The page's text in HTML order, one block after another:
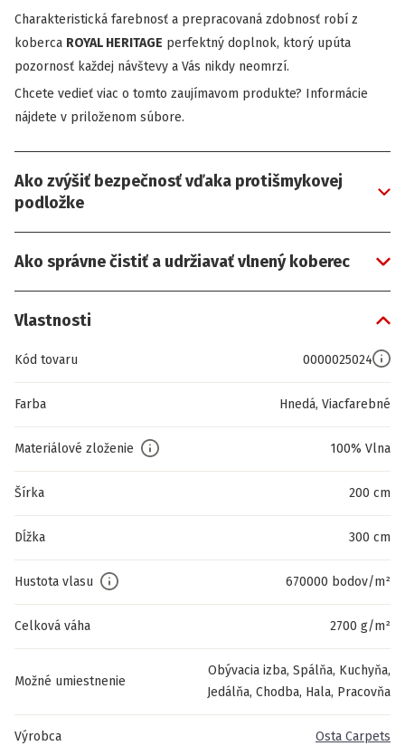
Charakteristická farebnosť a prepracovaná zdobnosť robí z
koberca ROYAL HERITAGE perfektný doplnok, ktorý upúta
pozornosť každej návštevy a Vás nikdy neomrzí.
Chcete vedieť viac o tomto zaujímavom produkte? Informácie
nájdete v priloženom súbore.
Ako zvýšiť bezpečnosť vďaka protišmykovej
podložke
Ako správne čistiť a udržiavať vlnený koberec
Vlastnosti
Kód tovaru 0000025024
Farba Hnedá, Viacfarebné
Materiálové zloženie 100% Vlna
Šírka 200 cm
Dĺžka 300 cm
Hustota vlasu 670000 bodov/m²
Celková váha 2700 g/m²
Možné umiestnenie
Obývacia izba, Spálňa, Kuchyňa,
Jedálňa, Chodba, Hala, Pracovňa
Výrobca Osta Carpets